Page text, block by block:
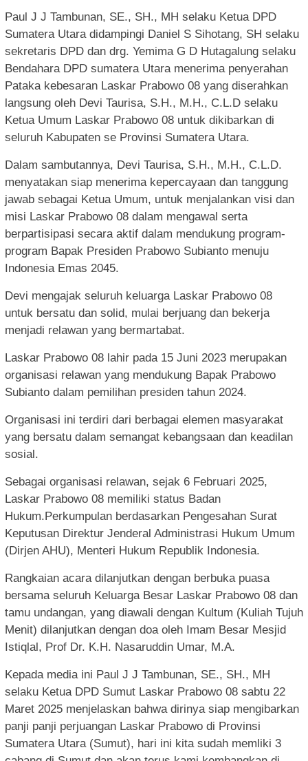
Paul J J Tambunan, SE., SH., MH selaku Ketua DPD
Sumatera Utara didampingi Daniel S Sihotang, SH selaku
sekretaris DPD dan drg. Yemima G D Hutagalung selaku
Bendahara DPD sumatera Utara menerima penyerahan
Pataka kebesaran Laskar Prabowo 08 yang diserahkan
langsung oleh Devi Taurisa, S.H., M.H., C.L.D selaku
Ketua Umum Laskar Prabowo 08 untuk dikibarkan di
seluruh Kabupaten se Provinsi Sumatera Utara.
Dalam sambutannya, Devi Taurisa, S.H., M.H., C.L.D.
menyatakan siap menerima kepercayaan dan tanggung
jawab sebagai Ketua Umum, untuk menjalankan visi dan
misi Laskar Prabowo 08 dalam mengawal serta
berpartisipasi secara aktif dalam mendukung program-
program Bapak Presiden Prabowo Subianto menuju
Indonesia Emas 2045.
Devi mengajak seluruh keluarga Laskar Prabowo 08
untuk bersatu dan solid, mulai berjuang dan bekerja
menjadi relawan yang bermartabat.
Laskar Prabowo 08 lahir pada 15 Juni 2023 merupakan
organisasi relawan yang mendukung Bapak Prabowo
Subianto dalam pemilihan presiden tahun 2024.
Organisasi ini terdiri dari berbagai elemen masyarakat
yang bersatu dalam semangat kebangsaan dan keadilan
sosial.
Sebagai organisasi relawan, sejak 6 Februari 2025,
Laskar Prabowo 08 memiliki status Badan
Hukum.Perkumpulan berdasarkan Pengesahan Surat
Keputusan Direktur Jenderal Administrasi Hukum Umum
(Dirjen AHU), Menteri Hukum Republik Indonesia.
Rangkaian acara dilanjutkan dengan berbuka puasa
bersama seluruh Keluarga Besar Laskar Prabowo 08 dan
tamu undangan, yang diawali dengan Kultum (Kuliah Tujuh
Menit) dilanjutkan dengan doa oleh Imam Besar Mesjid
Istiqlal, Prof Dr. K.H. Nasaruddin Umar, M.A.
Kepada media ini Paul J J Tambunan, SE., SH., MH
selaku Ketua DPD Sumut Laskar Prabowo 08 sabtu 22
Maret 2025 menjelaskan bahwa dirinya siap mengibarkan
panji panji perjuangan Laskar Prabowo di Provinsi
Sumatera Utara (Sumut), hari ini kita sudah memliki 3